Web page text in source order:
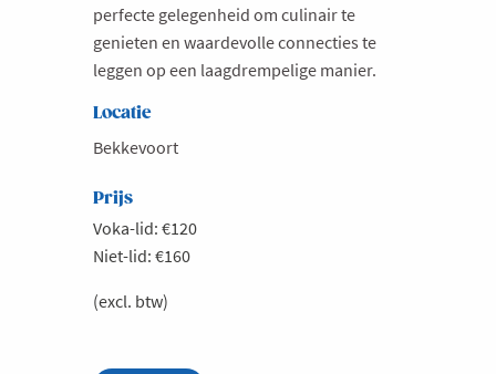
perfecte gelegenheid om culinair te
genieten en waardevolle connecties te
leggen op een laagdrempelige manier.
Locatie
Bekkevoort
Prijs
Voka-lid: €120
Niet-lid: €160
(excl. btw)